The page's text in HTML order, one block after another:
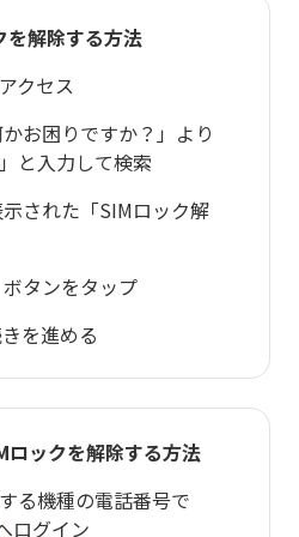
解除する方法
クセス
お困りですか？」より
と入力して検索
された「SIMロック解
ボタンをタップ
を進める
ックを解除する方法
る機種の電話番号で
ログイン